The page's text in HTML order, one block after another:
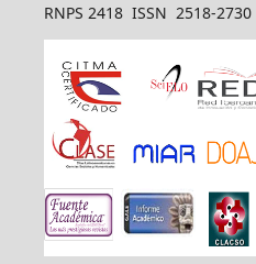
RNPS 2418 ISSN 2518-2730